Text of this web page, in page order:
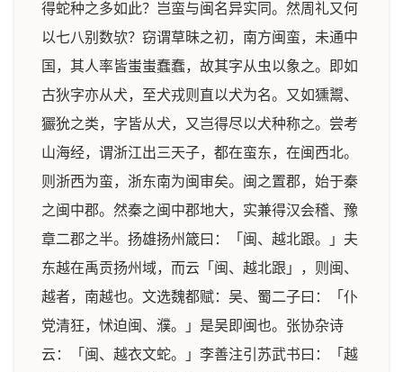
得蛇种之多如此？岂蛮与闽名异实同。然周礼又何
以七八别数欤？窃谓草昧之初，南方闽蛮，未通中
国，其人率皆蚩蚩蠢蠢，故其字从虫以象之。即如
古狄字亦从犬，至犬戎则直以犬为名。又如獯鬻、
玁狁之类，字皆从犬，又岂得尽以犬种称之。尝考
山海经，谓浙江出三天子，都在蛮东，在闽西北。
则浙西为蛮，浙东南为闽审矣。闽之置郡，始于秦
之闽中郡。然秦之闽中郡地大，实兼得汉会稽、豫
章二郡之半。扬雄扬州箴曰：「闽、越北跟。」夫
东越在禹贡扬州域，而云「闽、越北跟」，则闽、
越者，南越也。文选魏都赋：吴、蜀二子曰：「仆
党清狂，怵迫闽、濮。」是吴即闽也。张协杂诗
云：「闽、越衣文蛇。」李善注引苏武书曰：「越